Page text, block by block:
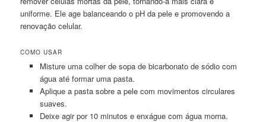
uniforme. Ele age balanceando o pH da pele e promovendo a
renovação celular.
COMO USAR
Misture uma colher de sopa de bicarbonato de sódio com
água até formar uma pasta.
Aplique a pasta sobre a pele com movimentos circulares
suaves.
Deixe agir por 10 minutos e enxágue com água morna.